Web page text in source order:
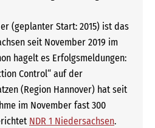
(geplanter Start: 2015) ist das
seit November 2019 im
hagelt es Erfolgsmeldungen:
Control“ auf der
(Region Hannover) hat seit
im November fast 300
NDR 1 Niedersachsen.